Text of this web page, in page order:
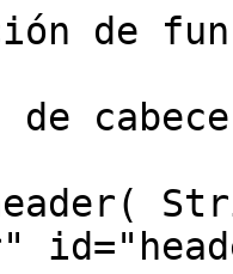
de
de